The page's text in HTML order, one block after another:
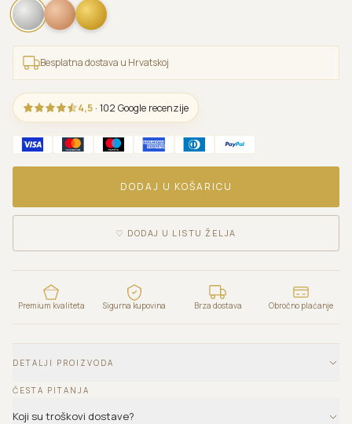
Besplatna dostava u Hrvatskoj
4,5 · 102 Google recenzije
DODAJ U KOŠARICU
♡ DODAJ U LISTU ŽELJA
Premium kvaliteta Sigurna kupovina Brza dostava Obročno plaćanje
DETALJI PROIZVODA
ČESTA PITANJA
Koji su troškovi dostave?